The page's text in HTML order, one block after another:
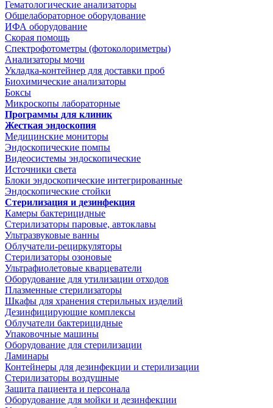
Гематологические анализаторы
Общелабораторное оборудование
ИФА оборудование
Скорая помощь
Спектрофотометры (фотоколориметры)
Анализаторы мочи
Укладка-контейнер для доставки проб
Биохимические анализаторы
Боксы
Микроскопы лабораторные
Программы для клиник
Жесткая эндоскопия
Медицинские мониторы
Эндоскопические помпы
Видеосистемы эндоскопические
Источники света
Блоки эндоскопические интегрированные
Эндоскопические стойки
Стерилизация и дезинфекция
Камеры бактерицидные
Стерилизаторы паровые, автоклавы
Ультразвуковые ванны
Облучатели-рециркуляторы
Стерилизаторы озоновые
Ультрафиолетовые кварцеватели
Оборудование для утилизации отходов
Плазменные стерилизаторы
Шкафы для хранения стерильных изделий
Дезинфицирующие комплексы
Облучатели бактерицидные
Упаковочные машины
Оборудование для стерилизации
Ламинары
Контейнеры для дезинфекции и стерилизации
Стерилизаторы воздушные
Защита пациента и персонала
Оборудование для мойки и дезинфекции